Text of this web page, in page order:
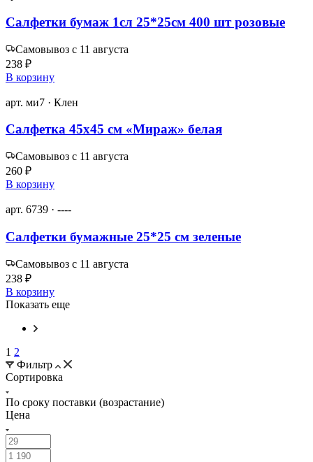
Салфетки бумаж 1сл 25*25см 400 шт розовые
Самовывоз с 11 августа
238 ₽
В корзину
арт. ми7 · Клен
Салфетка 45х45 см «Мираж» белая
Самовывоз с 11 августа
260 ₽
В корзину
арт. 6739 · ----
Салфетки бумажные 25*25 см зеленые
Самовывоз с 11 августа
238 ₽
В корзину
Показать еще
1 2
Фильтр
Сортировка
По сроку поставки (возрастание)
Цена